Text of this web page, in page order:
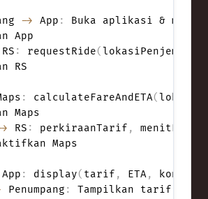
-> App :
Buka aplikasi &
App
RS : requestRide(
RS
: calculateFareAndETA(
Maps
RS : perkiraanTarif , menitETA
Maps
App : display( tarif , ETA,
Penumpang : Tampilkan tarif &